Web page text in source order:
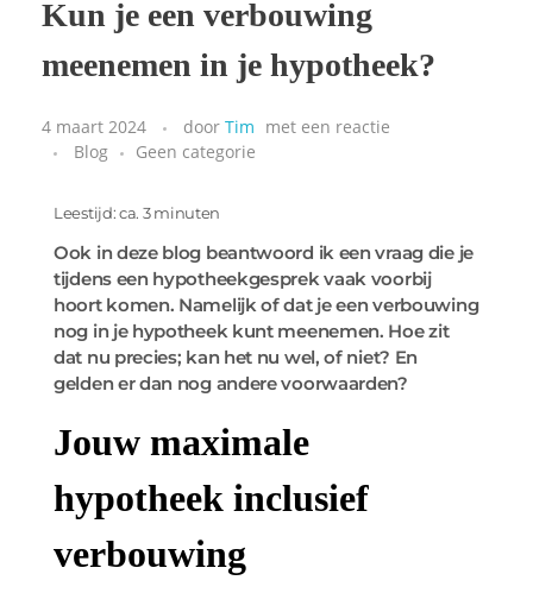
Kun je een verbouwing
meenemen in je hypotheek?
4 maart 2024 door Tim met een reactie
Blog
Geen categorie
Leestijd: ca. 3 minuten
Ook in deze blog beantwoord ik een vraag die je
tijdens een hypotheekgesprek vaak voorbij
hoort komen. Namelijk of dat je een verbouwing
nog in je hypotheek kunt meenemen. Hoe zit
dat nu precies; kan het nu wel, of niet? En
gelden er dan nog andere voorwaarden?
Jouw maximale
hypotheek inclusief
verbouwing